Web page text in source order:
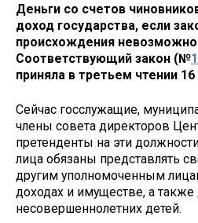
Деньги со счетов
доход государства, если
происхождения
Соответствующий закон (№
приняла в третьем чтении
Сейчас госслужащие,
члены совета директоров
претенденты на эти
лица обязаны представлять
другим уполномоченным
доходах и имуществе, а также
несовершеннолетних детей.